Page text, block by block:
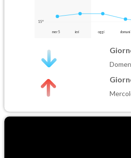
15°
mer 5 ieri oggi domani